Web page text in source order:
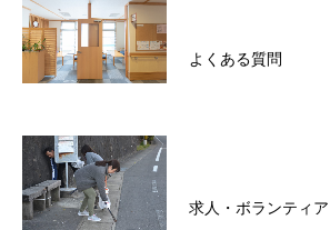
よくある質問
求人・ボランティア